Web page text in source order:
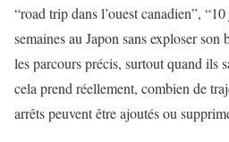
“road trip dans l’ouest canadien”,
semaines au Japon sans exploser
les parcours précis, surtout quand ils
cela prend réellement, combien de
arrêts peuvent être ajoutés ou